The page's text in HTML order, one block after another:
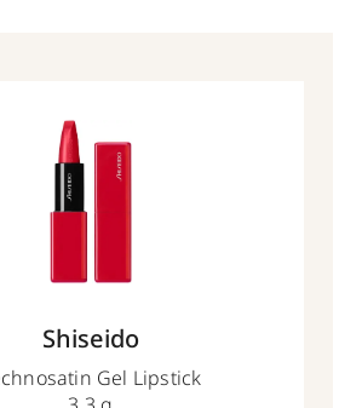
Shiseido
Gel Lipstick